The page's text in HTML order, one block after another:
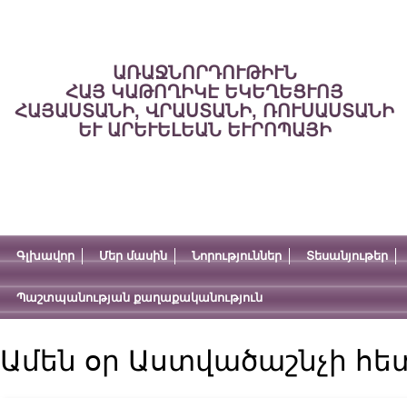
ԱՌԱՋՆՈՐԴՈՒԹԻՒՆ
ՀԱՅ ԿԱԹՈՂԻԿԷ ԵԿԵՂԵՑՒՈՅ
ՀԱՅԱՍՏԱՆԻ, ՎՐԱՍՏԱՆԻ, ՌՈՒՍԱՍՏԱՆԻ
ԵՒ ԱՐԵՒԵԼԵԱՆ ԵՒՐՈՊԱՅԻ
Գլխավոր Մեր մասին Նորություններ Տեսանյութեր
Պաշտպանության քաղաքականություն
Ամեն օր Աստվածաշնչի